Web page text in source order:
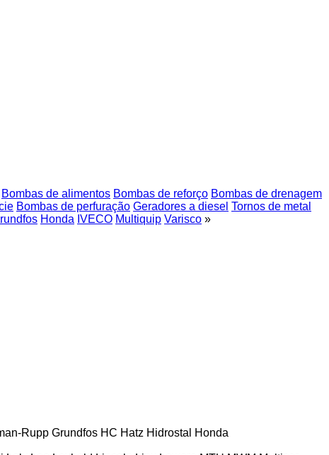
Bombas de alimentos Bombas de reforço Bombas de drenagem
Bombas de perfuração Geradores a diesel Tornos de metal
Honda IVECO Multiquip Varisco »
Rupp Grundfos HC Hatz Hidrostal
Honda